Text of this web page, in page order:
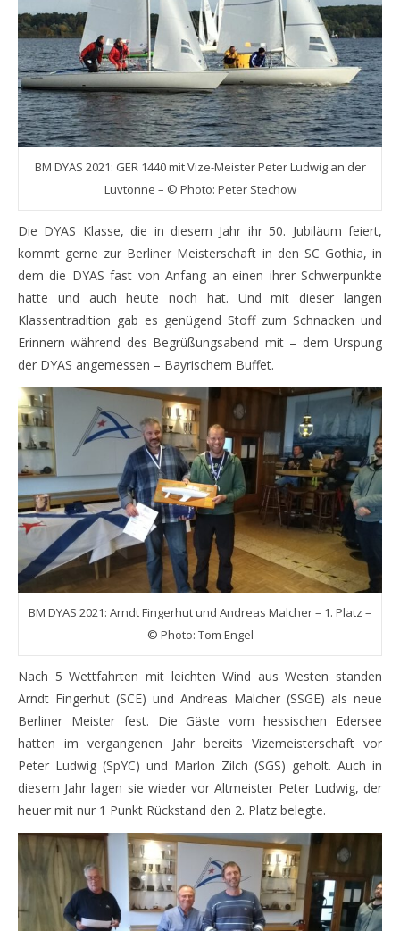
BM DYAS 2021: GER 1440 mit Vize-Meister Peter Ludwig an der
Luvtonne – © Photo: Peter Stechow
Die DYAS Klasse, die in diesem Jahr ihr 50. Jubiläum feiert,
kommt gerne zur Berliner Meisterschaft in den SC Gothia, in
dem die DYAS fast von Anfang an einen ihrer Schwerpunkte
hatte und auch heute noch hat. Und mit dieser langen
Klassentradition gab es genügend Stoff zum Schnacken und
Erinnern während des Begrüßungsabend mit – dem Urspung
der DYAS angemessen – Bayrischem Buffet.
BM DYAS 2021: Arndt Fingerhut und Andreas Malcher – 1. Platz –
© Photo: Tom Engel
Nach 5 Wettfahrten mit leichten Wind aus Westen standen
Arndt Fingerhut (SCE) und Andreas Malcher (SSGE) als neue
Berliner Meister fest. Die Gäste vom hessischen Edersee
hatten im vergangenen Jahr bereits Vizemeisterschaft vor
Peter Ludwig (SpYC) und Marlon Zilch (SGS) geholt. Auch in
diesem Jahr lagen sie wieder vor Altmeister Peter Ludwig, der
heuer mit nur 1 Punkt Rückstand den 2. Platz belegte.